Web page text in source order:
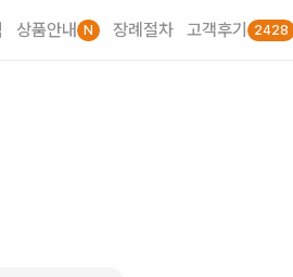
상품안내 N 장례절차 고객후기 2428